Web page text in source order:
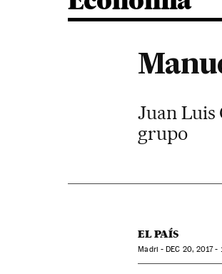
Juan Luis
grupo
EL PAÍS
Madri -DEC 20, 2017 -